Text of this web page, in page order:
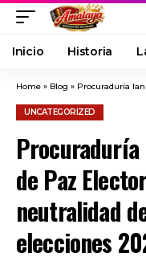
Inicio Historia
Home » Blog » Procuraduría lanza la
UNCATEGORIZED
Procuraduría
de Paz
neutralidad
elecciones